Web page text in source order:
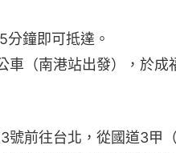
分鐘即可抵達。
車（南港站出發），於
號前往台北，從國道3甲